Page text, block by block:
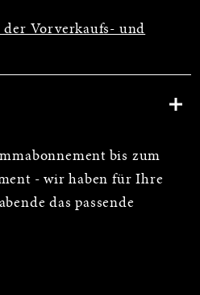
Vorverkaufs- und
bis zum
- wir haben für Ihre
das passende